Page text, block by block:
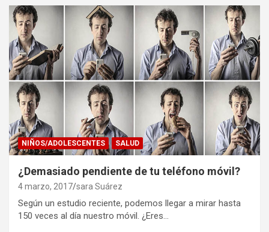
NIÑOS/ADOLESCENTES SALUD
¿Demasiado pendiente de tu teléfono móvil?
4 marzo, 2017 sara Suárez
Según un estudio reciente, podemos llegar a mirar hasta
150 veces al día nuestro móvil. ¿Eres…